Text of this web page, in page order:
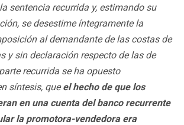
sentencia recurrida y, estimando su
se desestime íntegramente la
al demandante de las costas de
y sin declaración respecto de las de
recurrida se ha opuesto
síntesis, queel hecho de que los
en una cuenta del banco recurrente
la promotora-vendedora era